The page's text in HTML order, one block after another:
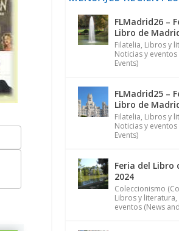
FLMadrid26 –
Libro de
Filatelia, Libros y
Noticias y
Events)
FLMadrid25 –
Libro de
Filatelia, Libros y
Noticias y
Events)
Feria del Libro
2024
Coleccionismo
Libros y literatura,
eventos (News